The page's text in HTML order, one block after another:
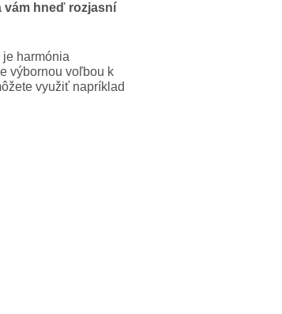
vám hneď rozjasní
harmónia
výbornou voľbou k
využiť napríklad